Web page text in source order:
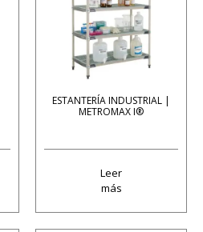
ESTANTERÍA INDUSTRIAL |
METROMAX I®
Leer
más